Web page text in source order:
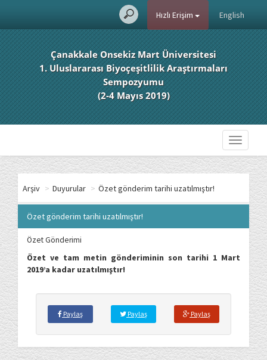
English
Hızlı Erişim
Çanakkale Onsekiz Mart Üniversitesi
1. Uluslararası Biyoçeşitlilik Araştırmaları
Sempozyumu
(2-4 Mayıs 2019)
Toggle
Arşiv > Duyurular > Özet gönderim tarihi uzatılmıştır!
Özet gönderim tarihi uzatılmıştır!
Özet Gönderimi
Özet ve tam metin gönderiminin son tarihi 1 Mart
2019’a kadar uzatılmıştır!
Paylaş Paylaş Paylaş